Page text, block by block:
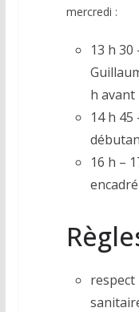
mercredi :
13 h 30
h avant
14 h 45
16 h –